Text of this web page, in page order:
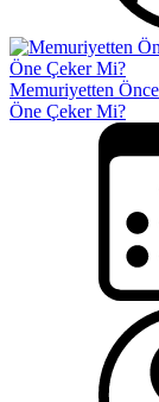
Memuriyetten
Öne Çeker Mi?